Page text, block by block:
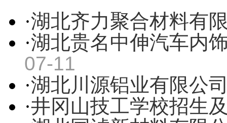
·湖北齐力聚合材料有
·湖北贵名中伸汽车内
07-11
·湖北川源铝业有限公
·井冈山技工学校招生